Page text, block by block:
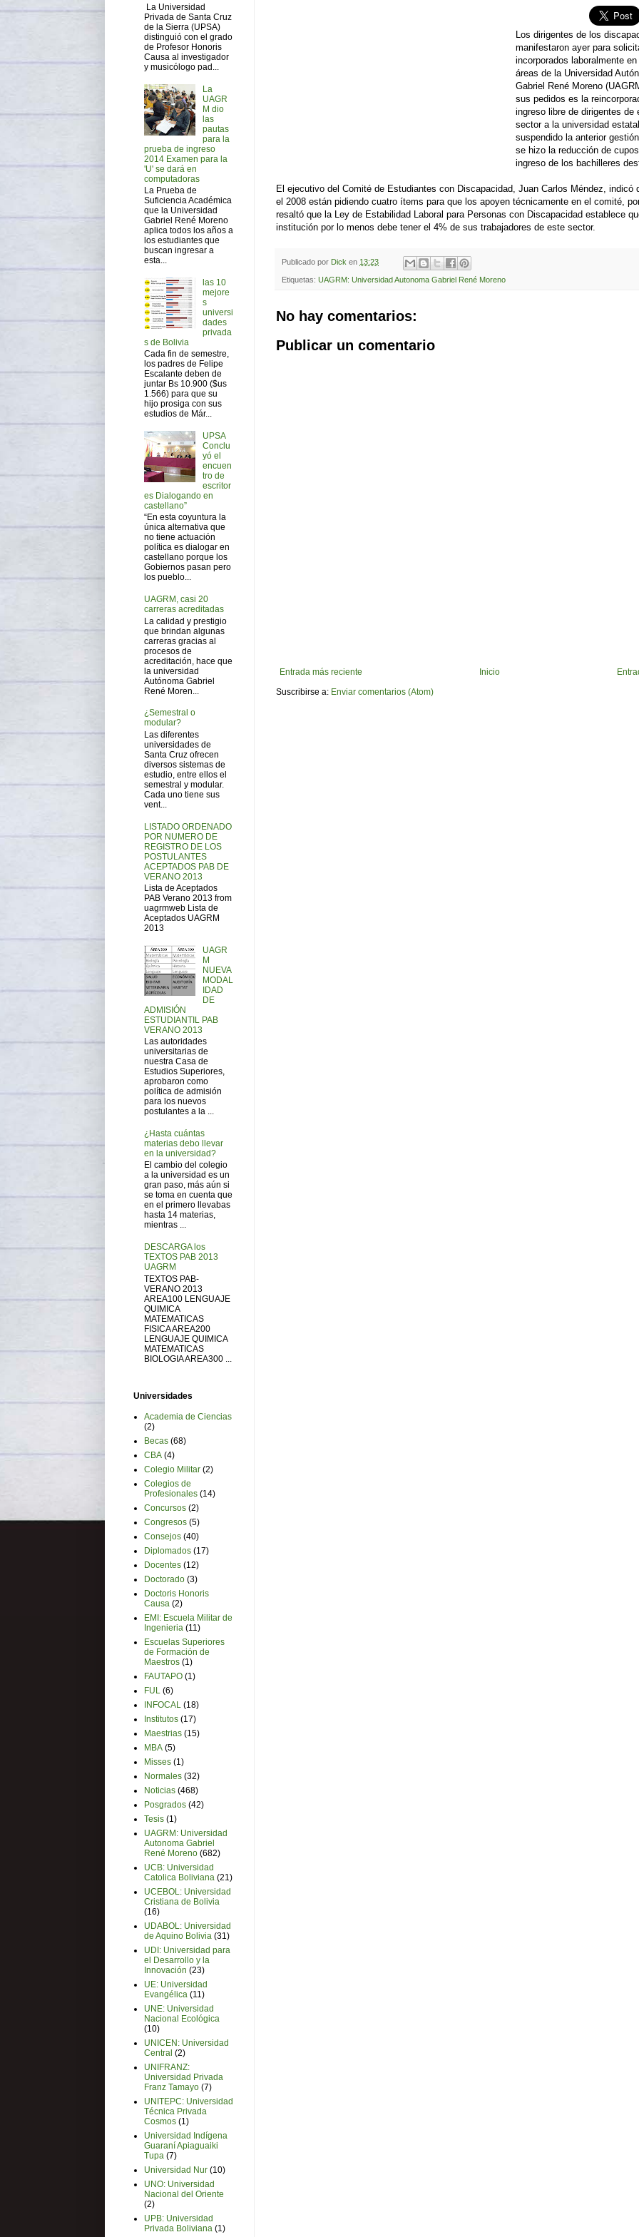
Los dirigentes de los
manifestaron ayer para
incorporados laboralmente
áreas de la Universidad
Gabriel René Moreno
sus pedidos es la
ingreso libre de dirigentes de
sector a la universidad
suspendido la anterior
se hizo la reducción de
ingreso de los bachilleres
El ejecutivo del Comité de Estudiantes con Discapacidad, Juan Carlos Méndez, indicó
el 2008 están pidiendo cuatro ítems para que los apoyen técnicamente en el comité,
resaltó que la Ley de Estabilidad Laboral para Personas con Discapacidad establece
institución por lo menos debe tener el 4% de sus trabajadores de este sector.
Publicado por Dick en 13:23
Etiquetas: UAGRM: Universidad Autonoma Gabriel René Moreno
No hay comentarios:
Publicar un comentario
Entrada más reciente
Inicio
Suscribirse a: Enviar comentarios (Atom)
La Universidad
Privada de Santa Cruz
de la Sierra (UPSA)
distinguió con el grado
de Profesor Honoris
Causa al investigador
y musicólogo pad...
La
UAGR
M dio
las
pautas
para la
prueba de ingreso
2014 Examen para la
'U' se dará en
computadoras
La Prueba de
Suficiencia Académica
que la Universidad
Gabriel René Moreno
aplica todos los años a
los estudiantes que
buscan ingresar a
esta...
las 10
mejore
s
universi
dades
privada
s de Bolivia
Cada fin de semestre,
los padres de Felipe
Escalante deben de
juntar Bs 10.900 ($us
1.566) para que su
hijo prosiga con sus
estudios de Már...
UPSA
Conclu
yó el
encuen
tro de
escritor
es Dialogando en
castellano”
“En esta coyuntura la
única alternativa que
no tiene actuación
política es dialogar en
castellano porque los
Gobiernos pasan pero
los pueblo...
UAGRM, casi 20
carreras acreditadas
La calidad y prestigio
que brindan algunas
carreras gracias al
procesos de
acreditación, hace que
la universidad
Autónoma Gabriel
René Moren...
¿Semestral o
modular?
Las diferentes
universidades de
Santa Cruz ofrecen
diversos sistemas de
estudio, entre ellos el
semestral y modular.
Cada uno tiene sus
vent...
LISTADO ORDENADO
POR NUMERO DE
REGISTRO DE LOS
POSTULANTES
ACEPTADOS PAB DE
VERANO 2013
Lista de Aceptados
PAB Verano 2013 from
uagrmweb Lista de
Aceptados UAGRM
2013
UAGR
M
NUEVA
MODAL
IDAD
DE
ADMISIÓN
ESTUDIANTIL PAB
VERANO 2013
Las autoridades
universitarias de
nuestra Casa de
Estudios Superiores,
aprobaron como
política de admisión
para los nuevos
postulantes a la ...
¿Hasta cuántas
materias debo llevar
en la universidad?
El cambio del colegio
a la universidad es un
gran paso, más aún si
se toma en cuenta que
en el primero llevabas
hasta 14 materias,
mientras ...
DESCARGA los
TEXTOS PAB 2013
UAGRM
TEXTOS PAB-
VERANO 2013
AREA100 LENGUAJE
QUIMICA
MATEMATICAS
FISICA AREA200
LENGUAJE QUIMICA
MATEMATICAS
BIOLOGIA AREA300 ...
Universidades
Academia de Ciencias
(2)
Becas (68)
CBA (4)
Colegio Militar (2)
Colegios de
Profesionales (14)
Concursos (2)
Congresos (5)
Consejos (40)
Diplomados (17)
Docentes (12)
Doctorado (3)
Doctoris Honoris
Causa (2)
EMI: Escuela Militar de
Ingenieria (11)
Escuelas Superiores
de Formación de
Maestros (1)
FAUTAPO (1)
FUL (6)
INFOCAL (18)
Institutos (17)
Maestrias (15)
MBA (5)
Misses (1)
Normales (32)
Noticias (468)
Posgrados (42)
Tesis (1)
UAGRM: Universidad
Autonoma Gabriel
René Moreno (682)
UCB: Universidad
Catolica Boliviana (21)
UCEBOL: Universidad
Cristiana de Bolivia
(16)
UDABOL: Universidad
de Aquino Bolivia (31)
UDI: Universidad para
el Desarrollo y la
Innovación (23)
UE: Universidad
Evangélica (11)
UNE: Universidad
Nacional Ecológica
(10)
UNICEN: Universidad
Central (2)
UNIFRANZ:
Universidad Privada
Franz Tamayo (7)
UNITEPC: Universidad
Técnica Privada
Cosmos (1)
Universidad Indígena
Guaraní Apiaguaiki
Tupa (7)
Universidad Nur (10)
UNO: Universidad
Nacional del Oriente
(2)
UPB: Universidad
Privada Boliviana (1)